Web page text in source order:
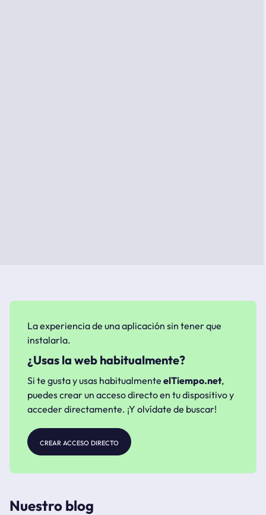
La experiencia de una aplicación sin tener que
instalarla.
¿Usas la web habitualmente?
Si te gusta y usas habitualmente elTiempo.net,
puedes crear un acceso directo en tu dispositivo y
acceder directamente. ¡Y olvídate de buscar!
crear acceso directo
Nuestro blog